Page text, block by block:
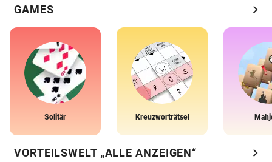
GAMES chevron_right
Solitär Kreuzworträtsel
VORTEILSWELT „ALLE ANZEIGEN“ chevron_right